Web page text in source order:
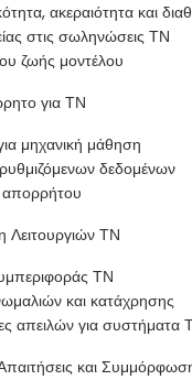
ακεραιότητα και
στις σωληνώσεις ΤΝ
ζωής μοντέλου
για ΤΝ
μηχανική μάθηση
δεδομένων
απορρήτου
Λειτουργιών ΤΝ
ΤΝ
και κατάχρησης
απειλών για συστήματα
και